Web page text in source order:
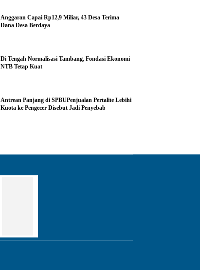
Anggaran Capai Rp12,9 Miliar, 43 Desa Terima
Dana Desa Berdaya
Di Tengah Normalisasi Tambang, Fondasi Ekonomi
NTB Tetap Kuat
Antrean Panjang di SPBUPenjualan Pertalite Lebihi
Kuota ke Pengecer Disebut Jadi Penyebab